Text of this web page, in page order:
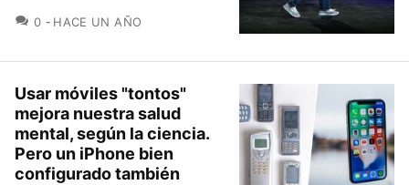
0 COMENTARIOS
HACE UN AÑO
Usar móviles "tontos"
mejora nuestra salud
mental, según la ciencia.
Pero un iPhone bien
configurado también